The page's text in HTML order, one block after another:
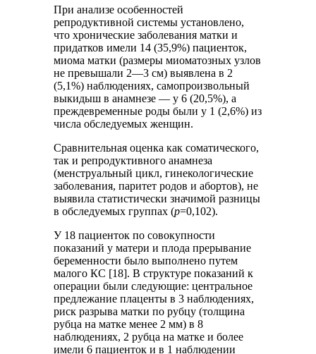
При анализе особенностей
репродуктивной системы установлено,
что хронические заболевания матки и
придатков имели 14 (35,9%) пациенток,
миома матки (размеры миоматозных узлов
не превышали 2—3 см) выявлена в 2
(5,1%) наблюдениях, самопроизвольный
выкидыш в анамнезе — у 6 (20,5%), а
преждевременные роды были у 1 (2,6%) из
числа обследуемых женщин.
Сравнительная оценка как соматического,
так и репродуктивного анамнеза
(менструальный цикл, гинекологические
заболевания, паритет родов и абортов), не
выявила статистически значимой разницы
в обследуемых группах (p=0,102).
У 18 пациенток по совокупности
показаний у матери и плода прерывание
беременности было выполнено путем
малого КС [18]. В структуре показаний к
операции были следующие: центральное
предлежание плаценты в 3 наблюдениях,
риск разрыва матки по рубцу (толщина
рубца на матке менее 2 мм) в 8
наблюдениях, 2 рубца на матке и более
имели 6 пациенток и в 1 наблюдении